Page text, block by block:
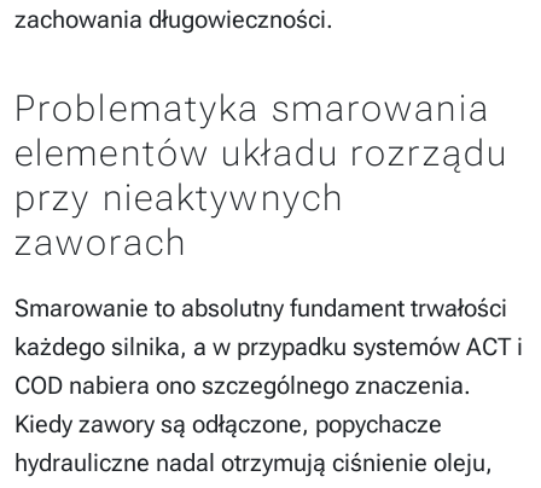
zachowania długowieczności.
Problematyka smarowania
elementów układu rozrządu
przy nieaktywnych
zaworach
Smarowanie to absolutny fundament trwałości
każdego silnika, a w przypadku systemów ACT i
COD nabiera ono szczególnego znaczenia.
Kiedy zawory są odłączone, popychacze
hydrauliczne nadal otrzymują ciśnienie oleju,